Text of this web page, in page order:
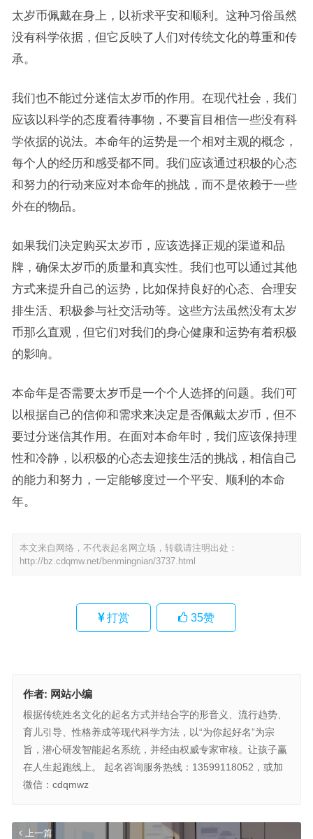
太岁币佩戴在身上，以祈求平安和顺利。这种习俗虽然
没有科学依据，但它反映了人们对传统文化的尊重和传
承。
我们也不能过分迷信太岁币的作用。在现代社会，我们
应该以科学的态度看待事物，不要盲目相信一些没有科
学依据的说法。本命年的运势是一个相对主观的概念，
每个人的经历和感受都不同。我们应该通过积极的心态
和努力的行动来应对本命年的挑战，而不是依赖于一些
外在的物品。
如果我们决定购买太岁币，应该选择正规的渠道和品
牌，确保太岁币的质量和真实性。我们也可以通过其他
方式来提升自己的运势，比如保持良好的心态、合理安
排生活、积极参与社交活动等。这些方法虽然没有太岁
币那么直观，但它们对我们的身心健康和运势有着积极
的影响。
本命年是否需要太岁币是一个个人选择的问题。我们可
以根据自己的信仰和需求来决定是否佩戴太岁币，但不
要过分迷信其作用。在面对本命年时，我们应该保持理
性和冷静，以积极的心态去迎接生活的挑战，相信自己
的能力和努力，一定能够度过一个平安、顺利的本命
年。
本文来自网络，不代表起名网立场，转载请注明出处：
http://bz.cdqmw.net/benmingnian/3737.html
打赏 35赞
作者: 网站小编
根据传统姓名文化的起名方式并结合字的形音义、流行趋势、
育儿引导、性格养成等现代科学方法，以“为你起好名”为宗
旨，潜心研发智能起名系统，并经由权威专家审核。让孩子赢
在人生起跑线上。 起名咨询服务热线：13599118052，或加
微信：cdqmwz
上一篇